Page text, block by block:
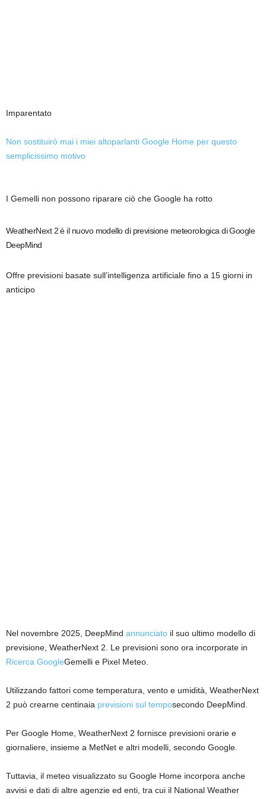
Imparentato
Non sostituirò mai i miei altoparlanti Google Home per questo
semplicissimo motivo
I Gemelli non possono riparare ciò che Google ha rotto
WeatherNext 2 è il nuovo modello di previsione meteorologica di Google
DeepMind
Offre previsioni basate sull’intelligenza artificiale fino a 15 giorni in
anticipo
Nel novembre 2025, DeepMind annunciato il suo ultimo modello di
previsione, WeatherNext 2. Le previsioni sono ora incorporate in
Ricerca GoogleGemelli e Pixel Meteo.
Utilizzando fattori come temperatura, vento e umidità, WeatherNext
2 può crearne centinaia previsioni sul temposecondo DeepMind.
Per Google Home, WeatherNext 2 fornisce previsioni orarie e
giornaliere, insieme a MetNet e altri modelli, secondo Google.
Tuttavia, il meteo visualizzato su Google Home incorpora anche
avvisi e dati di altre agenzie ed enti, tra cui il National Weather